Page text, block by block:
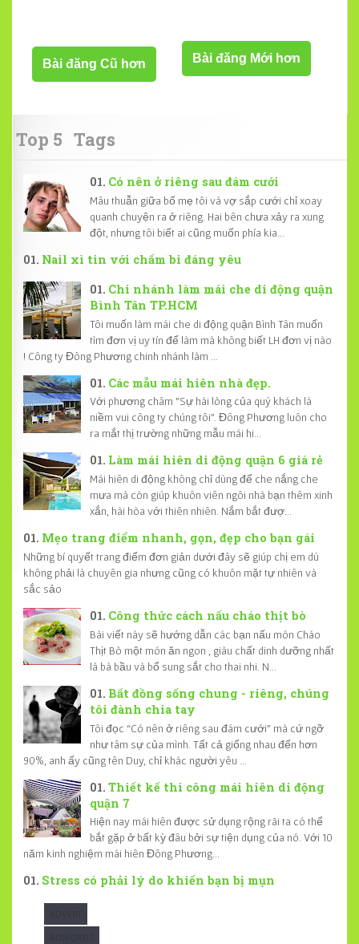
Bài đăng Mới hơn
Bài đăng Cũ hơn
Top 5 Tags
Có nên ở riêng sau đám cưới
Mâu thuẫn giữa bố mẹ tôi và vợ sắp cưới chỉ xoay
quanh chuyện ra ở riêng. Hai bên chưa xảy ra xung
đột, nhưng tôi biết ai cũng muốn phía kia...
Nail xì tin với chấm bi đáng yêu
Chi nhánh làm mái che di động quận
Bình Tân TP.HCM
Tôi muốn làm mái che di động quận Bình Tân muốn
tìm đơn vị uy tín để làm mà không biết LH đơn vị nào
! Công ty Đông Phương chinh nhánh làm ...
Các mẫu mái hiên nhà đẹp.
Với phương châm "Sự hài lòng của quý khách là
niềm vui công ty chúng tôi". Đông Phương luôn cho
ra mắt thị trường những mẫu mái hi...
Làm mái hiên di động quận 6 giá rẻ
Mái hiên di động không chỉ dùng để che nắng che
mưa mà còn giúp khuôn viên ngôi nhà bạn thêm xinh
xắn, hài hòa với thiên nhiên. Nắm bắt đượ...
Mẹo trang điểm nhanh, gọn, đẹp cho bạn gái
Những bí quyết trang điểm đơn giản dưới đây sẽ giúp chị em dù
không phải là chuyên gia nhưng cũng có khuôn mặt tự nhiên và
sắc sảo
Công thức cách nấu cháo thịt bò
Bài viết này sẽ hướng dẫn các bạn nấu món Cháo
Thịt Bò một món ăn ngon , giàu chất dinh dưỡng nhất
là bà bầu và bổ sung sắt cho thai nhi. N...
Bất đồng sống chung - riêng, chúng
tôi đành chia tay
Tôi đọc “Có nên ở riêng sau đám cưới” mà cứ ngỡ
như tâm sự của mình. Tất cả giống nhau đến hơn
90%, anh ấy cũng tên Duy, chỉ khác người yêu ...
Thiết kế thi công mái hiên di động
quận 7
Hiện nay mái hiên được sử dụng rộng rãi ta có thể
bắt gặp ở bất kỳ đâu bởi sự tiện dụng của nó. Với 10
năm kinh nghiệm mái hiên Đông Phương...
Stress có phải lý do khiến bạn bị mụn
ADVERT
ADWORDS